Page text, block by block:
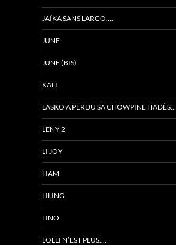
JAÏKA SANS LARGO….
JUNE
JUNE (BIS)
KALI
LASKO A PERDU SA CHOWPINE HADÈS….
LENY 2
LI JOY
LIAM
LILING
LINO
LOLLI N’EST PLUS….